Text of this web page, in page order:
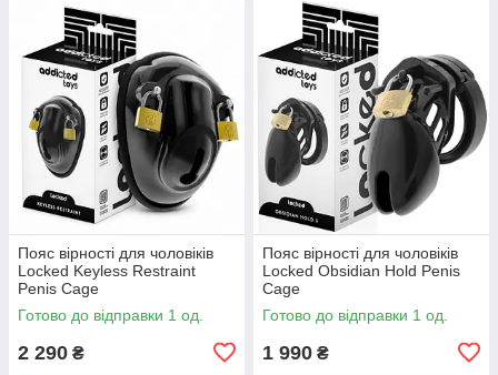
Пояс вірності для чоловіків
Locked Keyless Restraint
Penis Cage
Готово до відправки 1 од.
2 290 ₴
Пояс вірності для чоловіків
Locked Obsidian Hold Penis
Cage
Готово до відправки 1 од.
1 990 ₴